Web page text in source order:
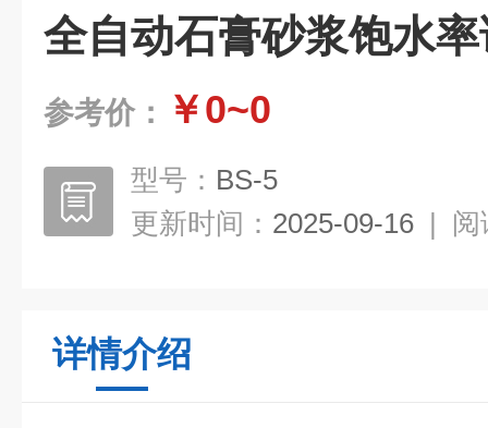
全自动石膏砂浆饱水
参考价： ￥0~0
型号： BS-5
更新时间： 2025-09-16 | 阅
详情介绍